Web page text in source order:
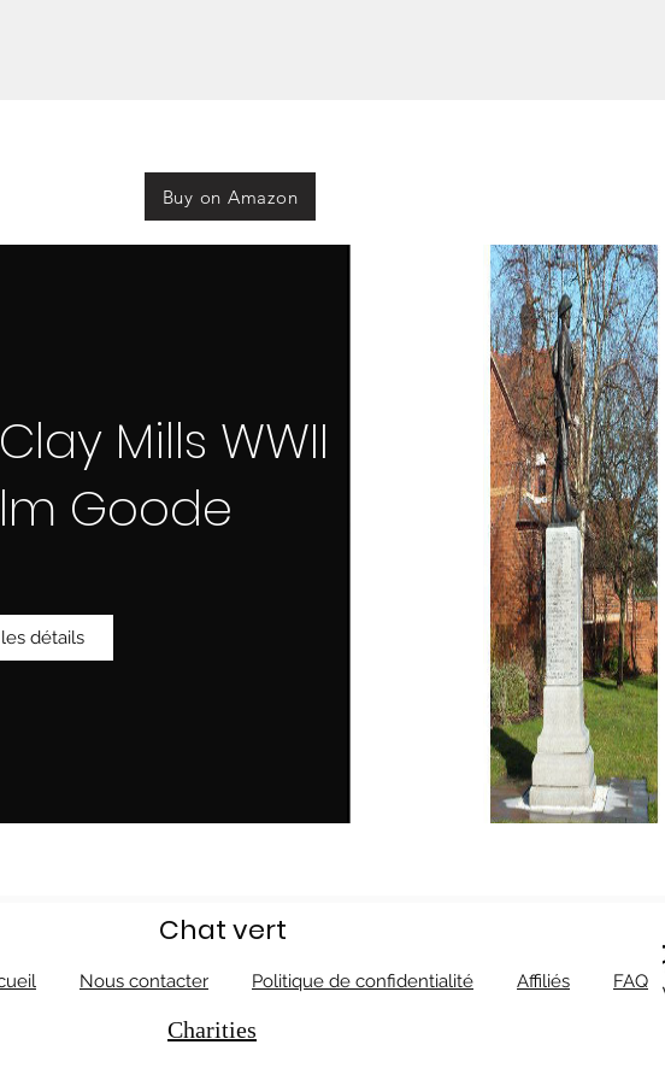
Buy on Amazon
Mills WWII
Goode
détails
Chat vert
Nous contacter Politique de confidentialité Affiliés FAQ
Charities